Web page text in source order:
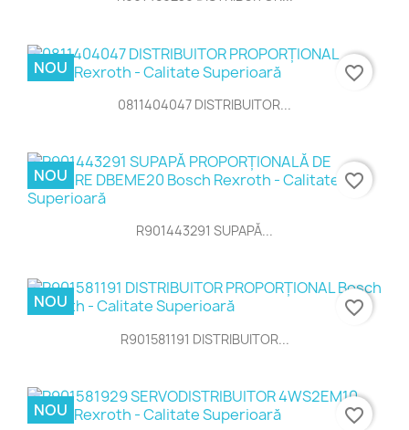
0811404047 DISTRIBUITOR...
NOU favorite_border
R901443291 SUPAPĂ...
NOU favorite_border
R901581191 DISTRIBUITOR...
NOU favorite_border
NOU favorite_border